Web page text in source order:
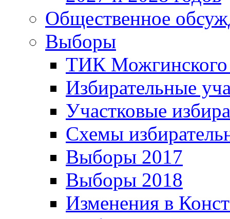
Общественное
Выборы
ТИК Можгинского
Избирательные
Участковые
Схемы
Выборы 2017
Выборы 2018
Изменения в